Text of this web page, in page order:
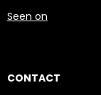
Seen on
CONTACT